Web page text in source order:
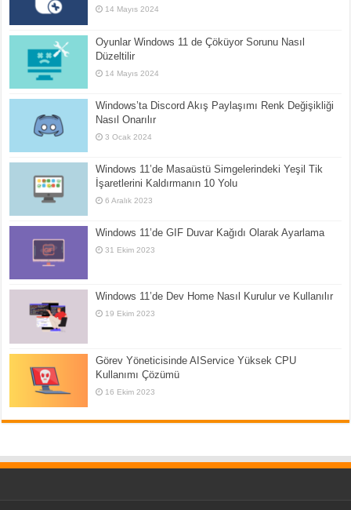
14 Mayıs 2024
Oyunlar Windows 11 de Çöküyor Sorunu Nasıl
Düzeltilir
14 Mayıs 2024
Windows’ta Discord Akış Paylaşımı Renk Değişikliği
Nasıl Onarılır
3 Ocak 2024
Windows 11’de Masaüstü Simgelerindeki Yeşil Tik
İşaretlerini Kaldırmanın 10 Yolu
6 Aralık 2023
Windows 11’de GIF Duvar Kağıdı Olarak Ayarlama
31 Ekim 2023
Windows 11’de Dev Home Nasıl Kurulur ve Kullanılır
19 Ekim 2023
Görev Yöneticisinde AIService Yüksek CPU
Kullanımı Çözümü
16 Ekim 2023